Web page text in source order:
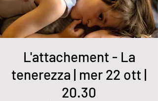
L'attachement - La
tenerezza | mer 22 ott |
20.30